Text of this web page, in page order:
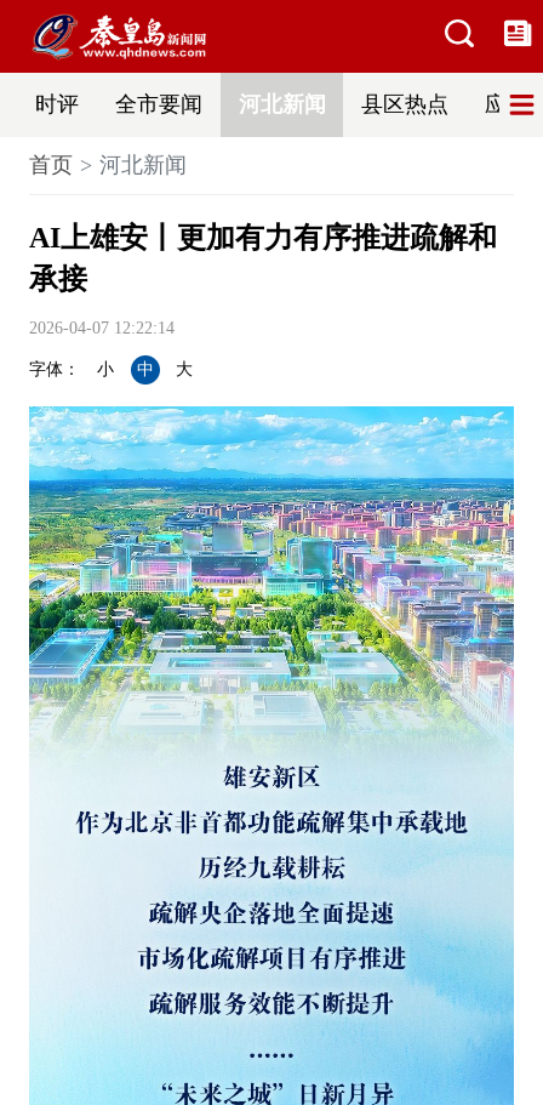
时评 全市要闻 河北新闻 县区热点 应急
首页 河北新闻
AI上雄安丨更加有力有序推进疏解和
承接
2026-04-07 12:22:14
字体： 小 中 大